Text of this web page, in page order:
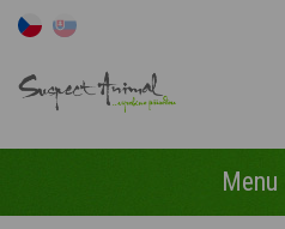
Menu